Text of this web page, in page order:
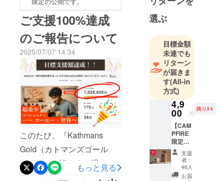
よって、ついに現地で大き
な一歩を踏み出すことがで
きました。今日は、そのご
報告をさせてください。■
ネパールの山岳地帯・ラス
ワ郡でスクールバッグを寄
付しましたKathmans Gold
では、ブランド売上の一部
を活用し、ネパール山岳地
域の農村部に暮らす子ども
たちへ、オリジナルのス
クールバッグを寄付しまし
た。実はこれは、私たちの
ご支援100%達成
のご報告について
2025/07/07 14:34
このたび、『Kathmans
Gold（カトマンズゴール
ド）』は、皆さまの温かい
ご支援のおかげで目標金額
もっと見る
主力事業で
ある日本製
加え、ネ
パール産の
希少なコー
ヒー豆を使
用した『カ
トマンズ
ゴールド』
を通じて、
現地の子ど
もたちへの
教育支援や
農村地域の
選ぶ
目標金額
未達でも
リターン
が届きま
す(All-in
方式)
4,9
00 円
残り54
【CAM
PFIRE
限定】
コー
ヒー豆
(または
粉)
支援
者：
46人
お届